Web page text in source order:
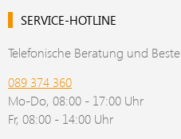
SERVICE-HOTLINE
Telefonische Beratung und
089 374 360
Mo-Do, 08:00 - 17:00 Uhr
Fr, 08:00 - 14:00 Uhr